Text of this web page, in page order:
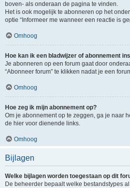
boven- als onderaan de pagina te vinden.
Het is ook mogelijk te abonneren op het
optie “Informeer me wanneer een reactie is
Omhoog
Hoe kan ik een bladwijzer of abonnement
Je abonneren op een forum gaat door
“Abonneer forum” te klikken nadat je een
Omhoog
Hoe zeg ik mijn abonnement op?
Om je abonnement op te zeggen, ga je naar
de hier voor dienende links.
Omhoog
Bijlagen
Welke bijlagen worden toegestaan op dit
De beheerder bepaalt welke bestandstypes